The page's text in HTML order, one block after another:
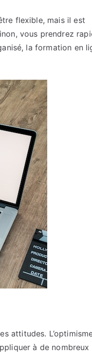
flexible, mais il est
vous prendrez
la formation en
attitudes.
à de nombreux